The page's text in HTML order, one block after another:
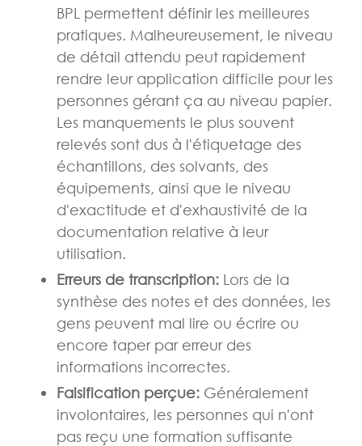
BPL permettent définir les meilleures
pratiques. Malheureusement, le niveau
de détail attendu peut rapidement
rendre leur application difficile pour les
personnes gérant ça au niveau papier.
Les manquements le plus souvent
relevés sont dus à l'étiquetage des
échantillons, des solvants, des
équipements, ainsi que le niveau
d'exactitude et d'exhaustivité de la
documentation relative à leur
utilisation.
Erreurs de transcription: Lors de la
synthèse des notes et des données, les
gens peuvent mal lire ou écrire ou
encore taper par erreur des
informations incorrectes.
Falsification perçue: Généralement
involontaires, les personnes qui n'ont
pas reçu une formation suffisante